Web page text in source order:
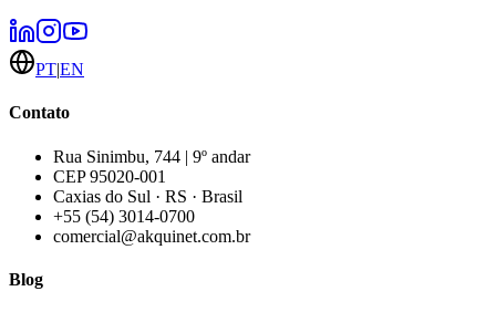
PT|EN
Contato
Rua Sinimbu, 744 | 9º andar
CEP 95020-001
Caxias do Sul · RS · Brasil
+55 (54) 3014-0700
comercial@akquinet.com.br
Blog